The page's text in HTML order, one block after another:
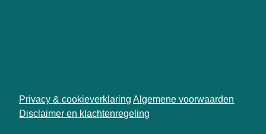
Privacy & cookieverklaring Algemene voorwaarden
Disclaimer en klachtenregeling